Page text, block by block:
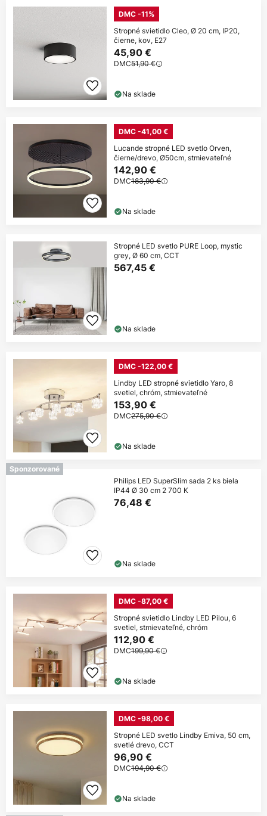
DMC -11%
Stropné svietidlo Cleo, Ø 20 cm, IP20,
čierne, kov, E27
45,90 €
DMC51,90 €
Na sklade
DMC -41,00 €
Lucande stropné LED svetlo Orven,
čierne/drevo, Ø50cm, stmievateľné
142,90 €
DMC183,90 €
Na sklade
Stropné LED svetlo PURE Loop, mystic
grey, Ø 60 cm, CCT
567,45 €
Na sklade
DMC -122,00 €
Lindby LED stropné svietidlo Yaro, 8
svetiel, chróm, stmievateľné
153,90 €
DMC275,90 €
Na sklade
Sponzorované
Philips LED SuperSlim sada 2 ks biela
IP44 Ø 30 cm 2 700 K
76,48 €
Na sklade
DMC -87,00 €
Stropné svietidlo Lindby LED Pilou, 6
svetiel, stmievateľné, chróm
112,90 €
DMC199,90 €
Na sklade
DMC -98,00 €
Stropné LED svetlo Lindby Emiva, 50 cm,
svetlé drevo, CCT
96,90 €
DMC194,90 €
Na sklade